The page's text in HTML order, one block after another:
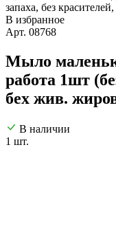
В избранное
Арт. 08768
Мыло
работа 1шт
бех жив.
В наличии
1 шт.